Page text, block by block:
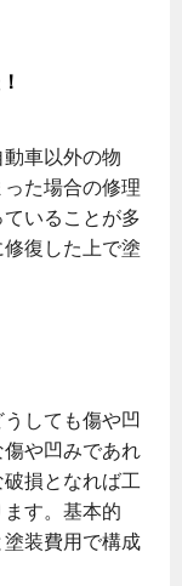
車以外の物
った場合の修理
いることが多
復した上で塗
しても傷や凹
や凹みであれ
損となれば工
す。基本的
装費用で構成